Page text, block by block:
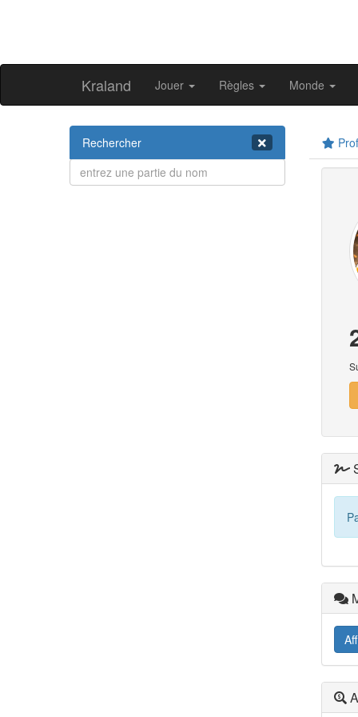
Kraland Jouer Règles Monde
Rechercher